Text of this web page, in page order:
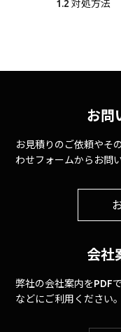
1.2 対処方法
お問
お見積りのご依頼やそ
わせフォームからお問
会社
弊社の会社案内をPDF
などにご利用ください。